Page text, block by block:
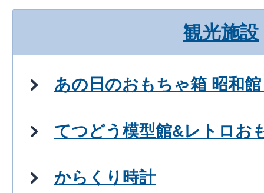
観光施設
あの日のおもちゃ箱 昭和
てつどう模型館&レトロお
からくり時計